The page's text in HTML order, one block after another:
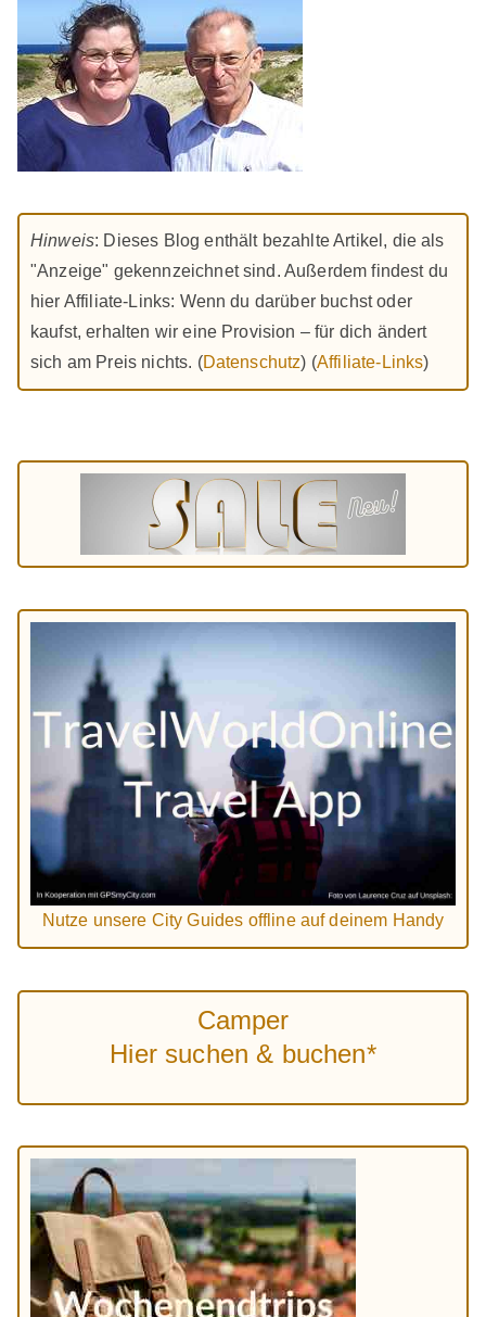
Hinweis: Dieses Blog enthält bezahlte Artikel, die als
"Anzeige" gekennzeichnet sind. Außerdem findest du
hier Affiliate-Links: Wenn du darüber buchst oder
kaufst, erhalten wir eine Provision – für dich ändert
sich am Preis nichts. (Datenschutz) (Affiliate-Links)
Nutze unsere City Guides offline auf deinem Handy
Camper
Hier suchen & buchen*